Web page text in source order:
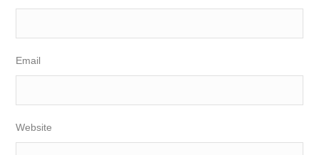
Email
Website